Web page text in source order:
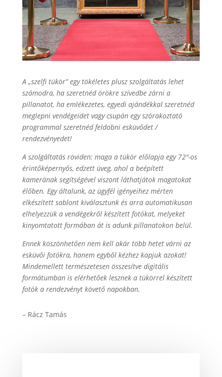
A „szelfi tükör” egy tökéletes plusz szolgáltatás lehet
számodra, ha szeretnéd örökre szívedbe zárni a
pillanatot, ha emlékezetes, egyedi ajándékkal szeretnéd
meglepni vendégeidet vagy csupán egy szórakoztató
programmal szeretnéd feldobni esküvődet /
rendezvényedet!
A szolgáltatás röviden: maga a tükör előlapja egy 72″-os
érintőképernyős, edzett üveg, ahol a beépített
kamerának segítségével viszont láthatjátok magatokat
élőben. Egy általunk, az ügyfél igényeihez mérten
elkészített sablont kiválasztunk és arra automatikusan
elhelyezzük a vendégekről készített fotókat, melyeket
kinyomtatott formában át is adunk pillanatokon belül.
Ennek köszönhetően nem kell akár több hetet várni az
esküvői fotókra, hanem egyből kézhez kapjuk azokat!
Mindemellett természetesen összesítve digitális
formátumban is elérhetőek lesznek a tükörrel készített
fotók a rendezvényt követő napokban.
– Rácz Tamás